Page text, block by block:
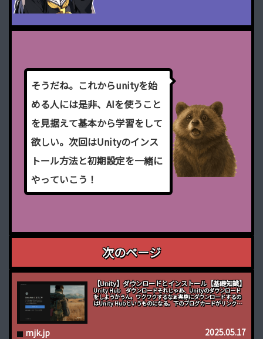
そうだね。 これからunityを始
める人には是非、 AIを使うこ と
を見据えて基本から学習をして
欲しい。 次回はUnityのインス
トール方法と初期設定を一緒に
やっていこう ！
次のページ
【Unity】ダウンロードとインストール【基礎知識】
Unity Hub ダウンロードそれじゃあ、Unityのダウンロード
をしようかうん。ワクワクするなぁ実際にダウンロードするの
はUnity Hubというものになる。下のブログカードがリンクに
mjk.jp 2025.05.17